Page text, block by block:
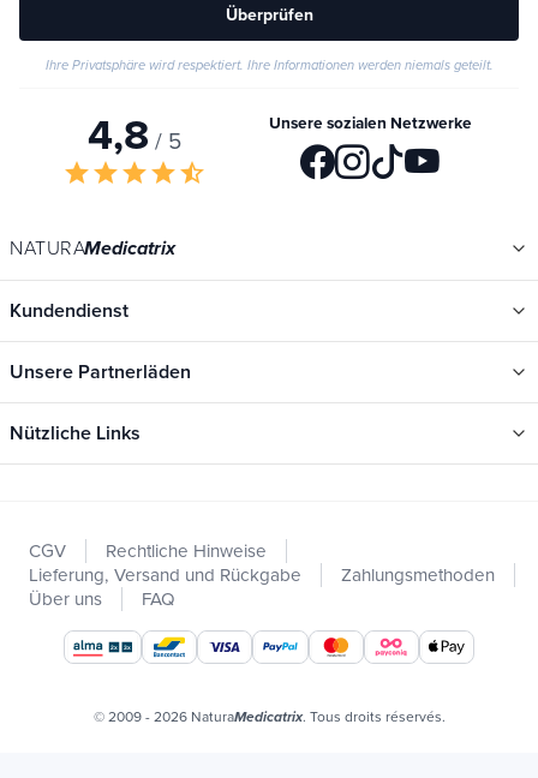
Überprüfen
Ihre Privatsphäre wird respektiert. Ihre Informationen werden niemals geteilt.
4,8 / 5
starstarstarstarstar_half
Unsere sozialen Netzwerke
NATURAMedicatrix
Kundendienst
Unsere Partnerläden
Nützliche Links
Promotions
Kataloge
Unsere Marken
Arbeitsplätze
Organische Zertifikate
CGV
Rechtliche Hinweise
Lieferung, Versand und Rückgabe
Zahlungsmethoden
Über uns
FAQ
© 2009 - 2026 NaturaMedicatrix. Tous droits réservés.